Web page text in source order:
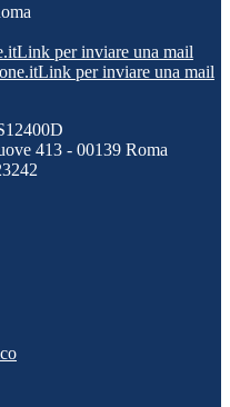
Link per inviare una mail
Link per inviare una mail
413 - 00139 Roma